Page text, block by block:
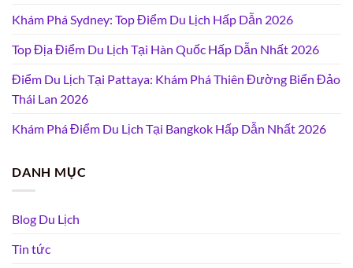
Khám Phá Sydney: Top Điểm Du Lịch Hấp Dẫn 2026
Top Địa Điểm Du Lịch Tại Hàn Quốc Hấp Dẫn Nhất 2026
Điểm Du Lịch Tại Pattaya: Khám Phá Thiên Đường Biển Đảo
Thái Lan 2026
Khám Phá Điểm Du Lịch Tại Bangkok Hấp Dẫn Nhất 2026
DANH MỤC
Blog Du Lịch
Tin tức